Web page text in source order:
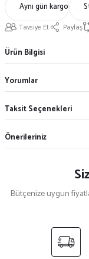
Aynı gün kargo
Tavsiye Et Paylaş
Ürün Bilgisi
Yorumlar
Taksit Seçenekleri
Önerileriniz
Bütçenize uygun
Siyah Mantar Aşçı Kepi